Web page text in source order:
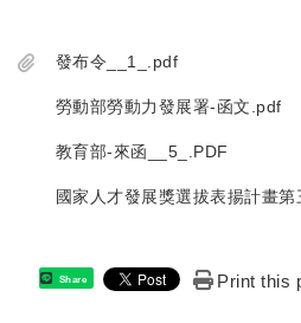
發布令__1_.pdf
勞動部勞動力發展署-函文.pdf
教育部-來函__5_.PDF
國家人才發展獎選拔表揚計畫
Share Print this